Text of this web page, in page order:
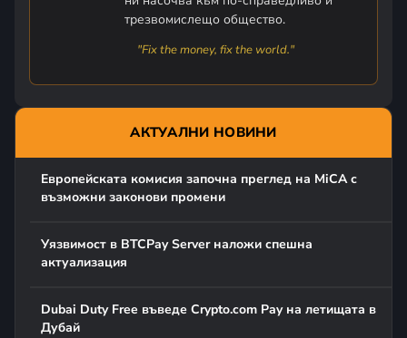
трезвомислещо общество.
"Fix the money, fix the world."
АКТУАЛНИ НОВИНИ
Европейската комисия започна преглед на MiCA с
възможни законови промени
Уязвимост в BTCPay Server наложи спешна
актуализация
Dubai Duty Free въведе Crypto.com Pay на летищата в
Дубай